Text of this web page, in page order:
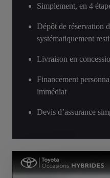
Simplement, en 4
Dépôt de réservation
systématiquement
Livraison en
Financement
immédiat
Devis d’assurance